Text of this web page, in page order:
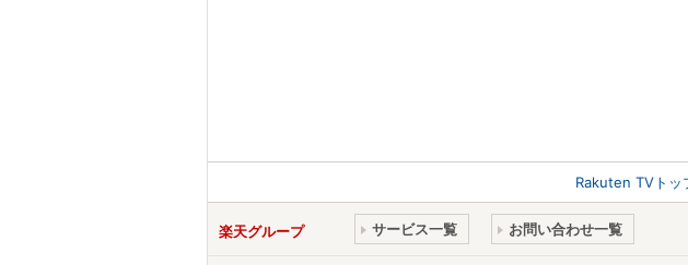
Rakuten TVトッ
楽天グループ サービス一覧 お問い合わせ一覧